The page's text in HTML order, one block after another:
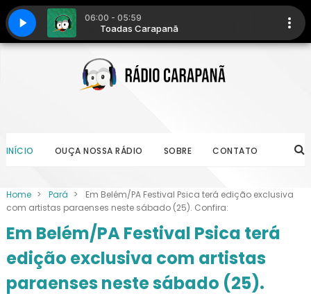
INÍCIO OUÇA NOSSA RÁDIO SOBRE CONTATO
Home > Pará >
Em Belém/PA Festival Psica terá edição exclusiva
com artistas paraenses neste sábado (25). Confira:
Em Belém/PA Festival Psica terá
edição exclusiva com artistas
paraenses neste sábado (25).